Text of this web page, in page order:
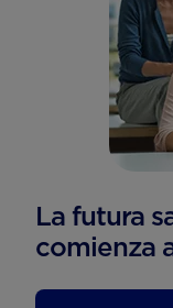
La futura
comienza